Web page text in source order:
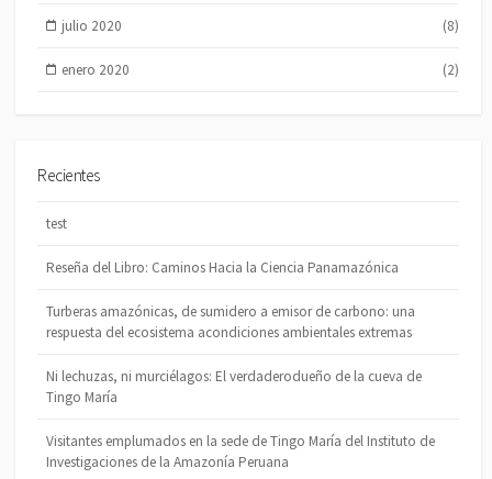
julio 2020 (8)
enero 2020 (2)
Recientes
test
Reseña del Libro: Caminos Hacia la Ciencia Panamazónica
Turberas amazónicas, de sumidero a emisor de carbono: una
respuesta del ecosistema acondiciones ambientales extremas
Ni lechuzas, ni murciélagos: El verdaderodueño de la cueva de
Tingo María
Visitantes emplumados en la sede de Tingo María del Instituto de
Investigaciones de la Amazonía Peruana